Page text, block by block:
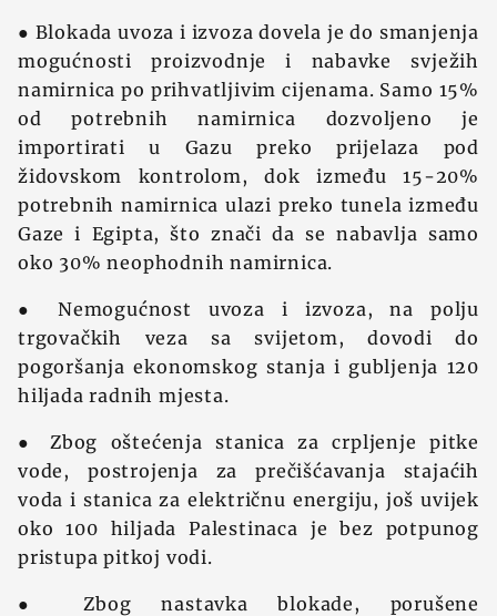
● Blokada uvoza i izvoza dovela je do smanjenja
mogućnosti proizvodnje i nabavke svježih
namirnica po prihvatljivim cijenama. Samo 15%
od potrebnih namirnica dozvoljeno je
importirati u Gazu preko prijelaza pod
židovskom kontrolom, dok između 15-20%
potrebnih namirnica ulazi preko tunela između
Gaze i Egipta, što znači da se nabavlja samo
oko 30% neophodnih namirnica.
● Nemogućnost uvoza i izvoza, na polju
trgovačkih veza sa svijetom, dovodi do
pogoršanja ekonomskog stanja i gubljenja 120
hiljada radnih mjesta.
● Zbog oštećenja stanica za crpljenje pitke
vode, postrojenja za prečišćavanja stajaćih
voda i stanica za električnu energiju, još uvijek
oko 100 hiljada Palestinaca je bez potpunog
pristupa pitkoj vodi.
● Zbog nastavka blokade, porušene